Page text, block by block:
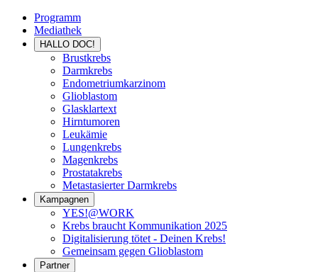
Programm
Mediathek
HALLO DOC!
Brustkrebs
Darmkrebs
Endometriumkarzinom
Glioblastom
Glasklartext
Hirntumoren
Leukämie
Lungenkrebs
Magenkrebs
Prostatakrebs
Metastasierter Darmkrebs
Kampagnen
YES!@WORK
Krebs braucht Kommunikation 2025
Digitalisierung tötet - Deinen Krebs!
Gemeinsam gegen Glioblastom
Partner